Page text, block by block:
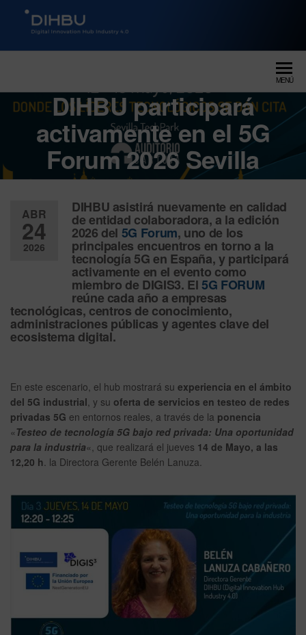
DIGITAL INNOVATION HUB
MENÚ
DIHBU participará
activamente en el 5G
Forum 2026 Sevilla
ABR
24
2026
DIHBU asistirá nuevamente en calidad
de entidad colaboradora, a la edición
2026 del 5G Forum, uno de los
principales encuentros en torno a la
tecnología 5Gen España, y participará
activamente en el evento como
miembro de DIGIS3. El5G FORUM
reúne cada año a empresas
tecnológicas, centros de conocimiento,
administraciones públicas y agentes clave del
ecosistema digital.
En este escenario, el hub mostrará su experiencia en el ámbito
del 5G industrial, y su oferta de servicios en testeo de redes
privadas 5G en entornos reales, a través de la ponencia
« Testeo de tecnología 5G bajo red privada: Una oportunidad
para la industria«, que realizará el jueves 14 de Mayo, a las
12,20 h. la Directora Gerente Belén Lanuza.